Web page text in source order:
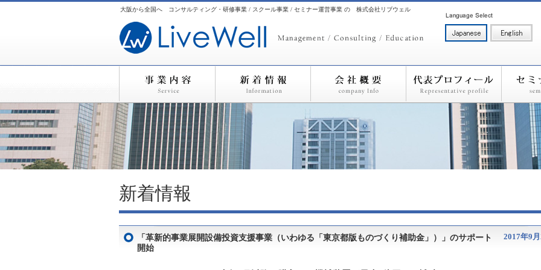
大阪から全国へ コンサルティング・研修事業 / スクール事業 / セミナー運営事業 の 株式会社リブウェル
新着情報
「革新的事業展開設備投資支援事業（いわゆる「東京都版ものづくり補助金」）」のサポート
開始
2017年9